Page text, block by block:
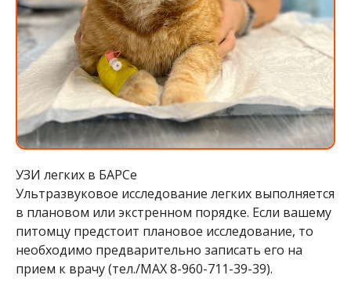
УЗИ легких в БАРСе
Ультразвуковое исследование легких выполняется
в плановом или экстренном порядке. Если вашему
питомцу предстоит плановое исследование, то
необходимо предварительно записать его на
прием к врачу (тел./МАХ 8-960-711-39-39).